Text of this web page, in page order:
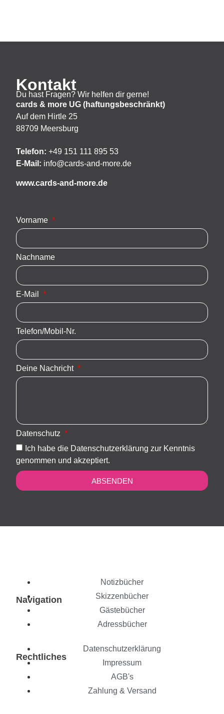
Kontakt
Du hast Fragen? Wir helfen dir gerne!
cards & more UG (haftungsbeschränkt)
Auf dem Hirtle 25
88709 Meersburg
Telefon:+49 151 111 895 53
E-Mail: info@cards-and-more.de
www.cards-and-more.de
Vorname
Nachname
E-Mail
Telefon/Mobil-Nr.
Deine Nachricht
Datenschutz
Ich habe die Datenschutzerklärung zur Kenntnis
genommen und akzeptiert.
ABSENDEN
Navigation
Notizbücher
Skizzenbücher
Gästebücher
Adressbücher
Rechtliches
Datenschutzerklärung
Impressum
AGB's
Zahlung & Versand